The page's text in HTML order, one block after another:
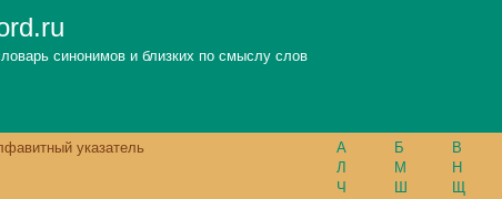
синонимов и близких по смыслу слов
указатель А Б В
Л
М Н
Ч
Ш Щ